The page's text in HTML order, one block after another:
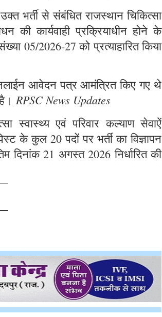
भर्ती से संबंधित राजस्थान चिकित्सा
कार्यवाही प्रक्रियाधीन होने के
05/2026-27 को प्रत्याहारित किया
आवेदन पत्र आमंत्रित किए गए थे
RPSC News Updates
स्वास्थ्य एवं परिवार कल्याण सेवाऐं
के कुल 20 पदों पर भर्ती का विज्ञापन
21 अगस्त 2026 निर्धारित की